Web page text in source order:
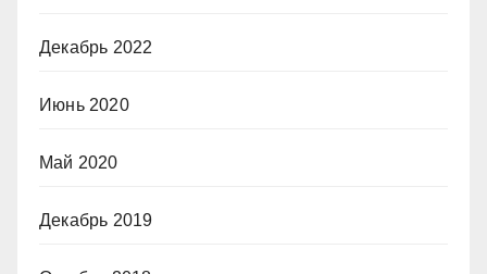
Декабрь 2022
Июнь 2020
Май 2020
Декабрь 2019